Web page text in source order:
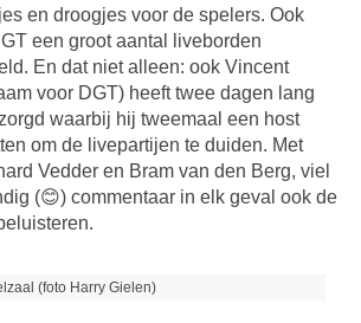
en droogjes voor de spelers. Ook
een groot aantal liveborden
En dat niet alleen: ook Vincent
voor DGT) heeft twee dagen lang
waarbij hij tweemaal een host
om de livepartijen te duiden. Met
Vedder en Bram van den Berg, viel
(😊) commentaar in elk geval ook de
(foto Harry Gielen)